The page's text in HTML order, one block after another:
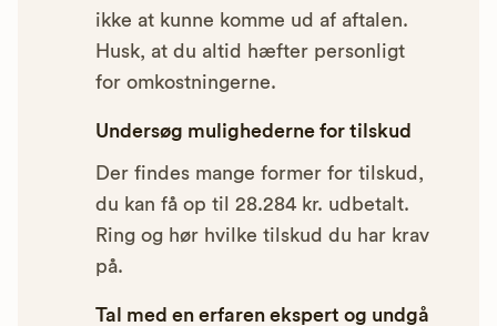
ikke at kunne komme ud af aftalen.
Husk, at du altid hæfter personligt
for omkostningerne.
Undersøg mulighederne for tilskud
Der findes mange former for tilskud,
du kan få op til 28.284 kr. udbetalt.
Ring og hør hvilke tilskud du har krav
på.
Tal med en erfaren ekspert og undgå